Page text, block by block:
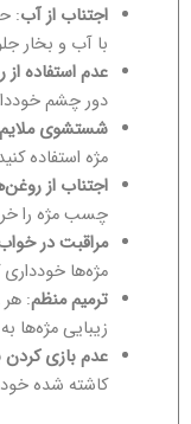
اجتناب از آب
با آب و بخار
عدم استفاده از
دور چشم
شستشوی ملایم
مژه استفاده
اجتناب از
چسب مژه را
مراقبت در
مژه‌ها خودداری
ترمیم منظم
زیبایی مژه‌ها
عدم بازی کردن
کاشته شده